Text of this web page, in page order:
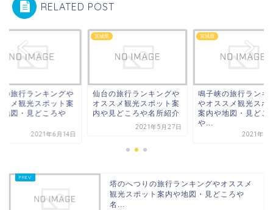
RELATED POST
の旅行ランキングや
スメ観光スポット案
地図・見どころや
2021年6月14日
宮城県
仙台の旅行ランキングや
オススメ観光スポット案
内や見どころや名所紹介
2021年5月27日
宮城県
鳴子峡の旅行ランキ
やオススメ観光スポ
案内や地図・見どこ
や...
2021年6
塔のへつりの旅行ランキングやオススメ
観光スポット案内や地図・見どころや
名...